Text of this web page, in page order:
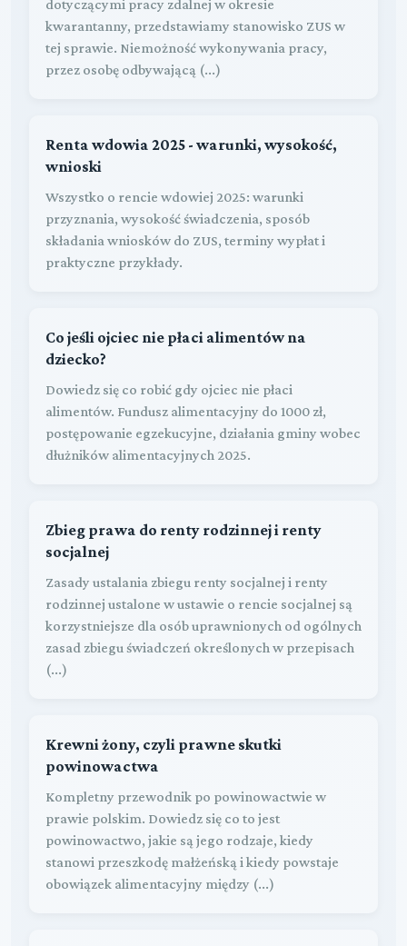
dotyczącymi pracy zdalnej w okresie
kwarantanny, przedstawiamy stanowisko ZUS w
tej sprawie. Niemożność wykonywania pracy,
przez osobę odbywającą (...)
Renta wdowia 2025 - warunki, wysokość,
wnioski
Wszystko o rencie wdowiej 2025: warunki
przyznania, wysokość świadczenia, sposób
składania wniosków do ZUS, terminy wypłat i
praktyczne przykłady.
Co jeśli ojciec nie płaci alimentów na
dziecko?
Dowiedz się co robić gdy ojciec nie płaci
alimentów. Fundusz alimentacyjny do 1000 zł,
postępowanie egzekucyjne, działania gminy wobec
dłużników alimentacyjnych 2025.
Zbieg prawa do renty rodzinnej i renty
socjalnej
Zasady ustalania zbiegu renty socjalnej i renty
rodzinnej ustalone w ustawie o rencie socjalnej są
korzystniejsze dla osób uprawnionych od ogólnych
zasad zbiegu świadczeń określonych w przepisach
(...)
Krewni żony, czyli prawne skutki
powinowactwa
Kompletny przewodnik po powinowactwie w
prawie polskim. Dowiedz się co to jest
powinowactwo, jakie są jego rodzaje, kiedy
stanowi przeszkodę małżeńską i kiedy powstaje
obowiązek alimentacyjny między (...)